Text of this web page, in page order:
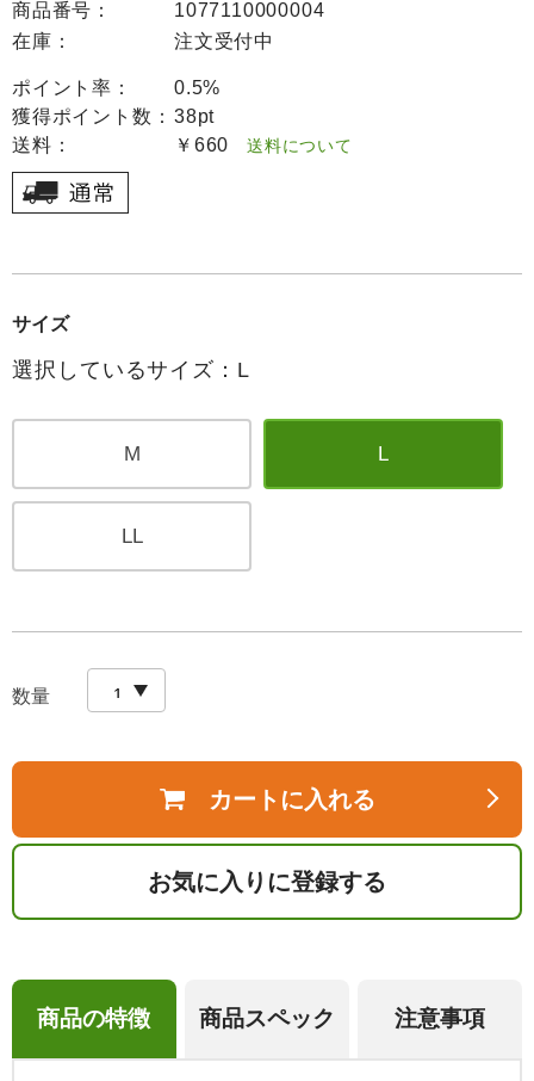
商品番号：
1077110000004
在庫：
注文受付中
ポイント率：
0.5%
獲得ポイント数： 38pt
送料：
￥660 送料について
サイズ
選択しているサイズ：L
M L
LL
数量
カートに入れる
お気に入りに登録する
商品の特徴 商品スペック 注意事項